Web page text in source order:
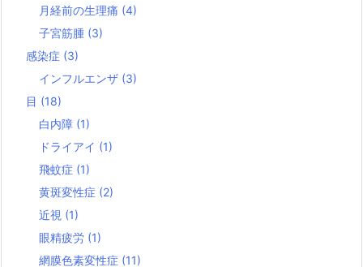
月経前の生理痛 (4)
子宮筋腫 (3)
感染症 (3)
インフルエンザ (3)
目 (18)
白内障 (1)
ドライアイ (1)
飛蚊症 (1)
黄斑変性症 (2)
近視 (1)
眼精疲労 (1)
網膜色素変性症 (11)